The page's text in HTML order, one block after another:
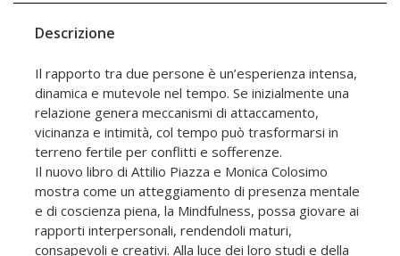
Descrizione
Il rapporto tra due persone è un’esperienza intensa,
dinamica e mutevole nel tempo. Se inizialmente una
relazione genera meccanismi di attaccamento,
vicinanza e intimità, col tempo può trasformarsi in
terreno fertile per conflitti e sofferenze.
Il nuovo libro di Attilio Piazza e Monica Colosimo
mostra come un atteggiamento di presenza mentale
e di coscienza piena, la Mindfulness, possa giovare ai
rapporti interpersonali, rendendoli maturi,
consapevoli e creativi. Alla luce dei loro studi e della